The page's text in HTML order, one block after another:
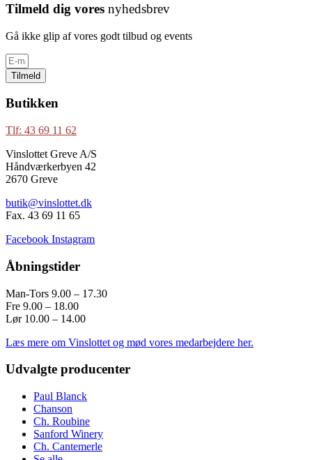
Tilmeld dig vores nyhedsbrev
Gå ikke glip af vores godt tilbud og events
Tilmeld
Butikken
Tlf: 43 69 11 62
Vinslottet Greve A/S
Håndværkerbyen 42
2670 Greve
butik@vinslottet.dk
Fax. 43 69 11 65
Facebook Instagram
Åbningstider
Man-Tors 9.00 – 17.30
Fre 9.00 – 18.00
Lør 10.00 – 14.00
Læs mere om Vinslottet og mød vores medarbejdere her.
Udvalgte producenter
Paul Blanck
Chanson
Ch. Roubine
Sanford Winery
Ch. Cantemerle